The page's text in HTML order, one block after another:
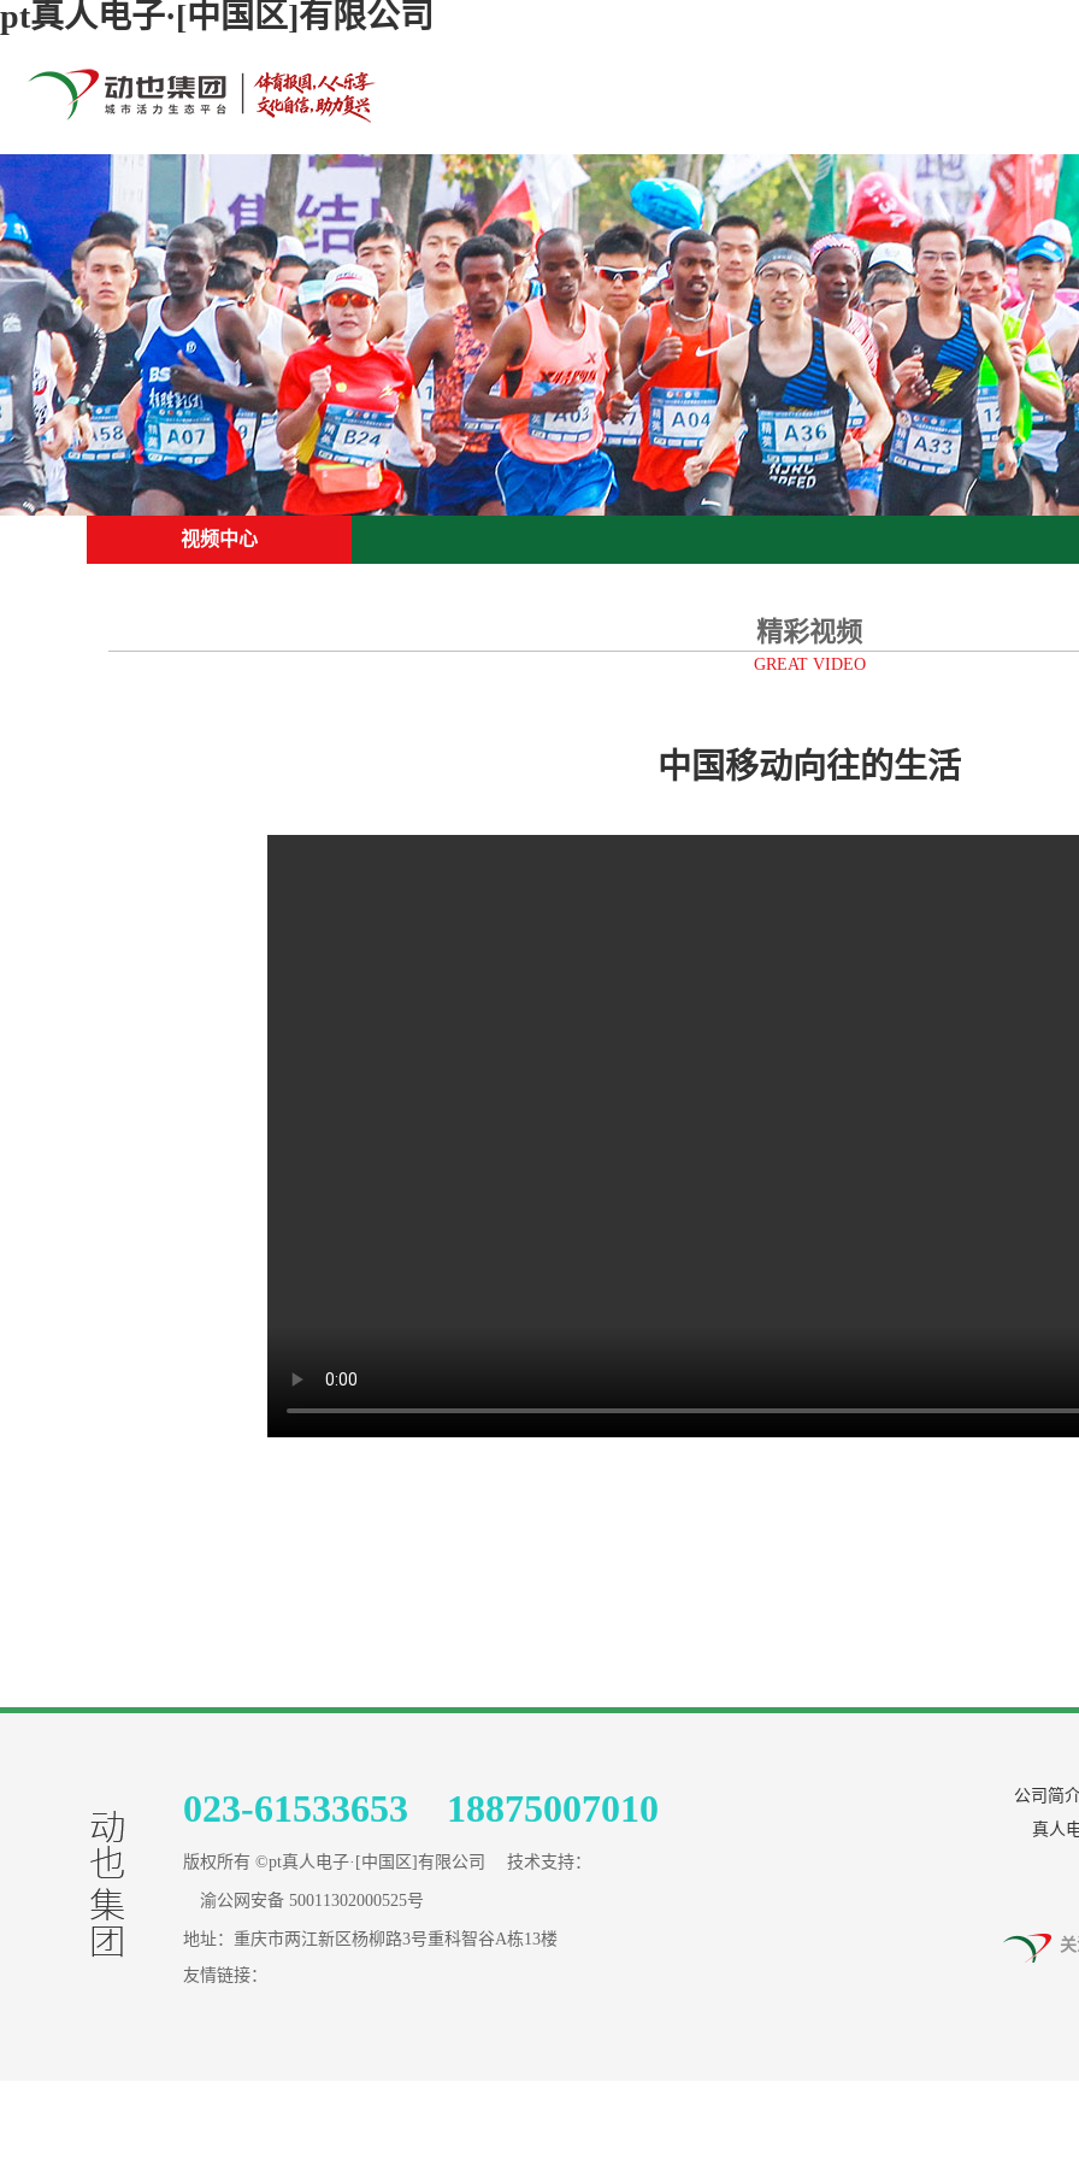
pt真人电子·[中国区]有限公司
首页 关于pt真人电子·[中国区]有限公司 主营业务 合作案例 新闻政策 视频中心 pt真人
联系pt真人电子·[中国区]有限公司
视频中心
精彩视频
GREAT VIDEO
中国移动向往的生活
023-61533653 18875007010
版权所有 ©pt真人电子·[中国区]有限公司 技术支持：
渝公网安备 50011302000525号
地址：重庆市两江新区杨柳路3号重科智谷A栋13楼
友情链接：
公司简
真人